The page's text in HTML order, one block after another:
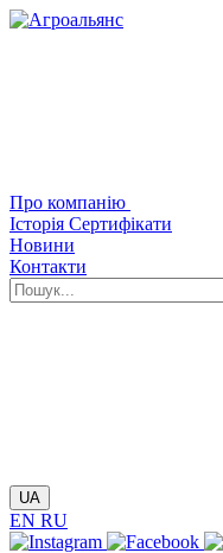
Про компанію
Історія Сертифікати
Новини
Контакти
UA
EN RU